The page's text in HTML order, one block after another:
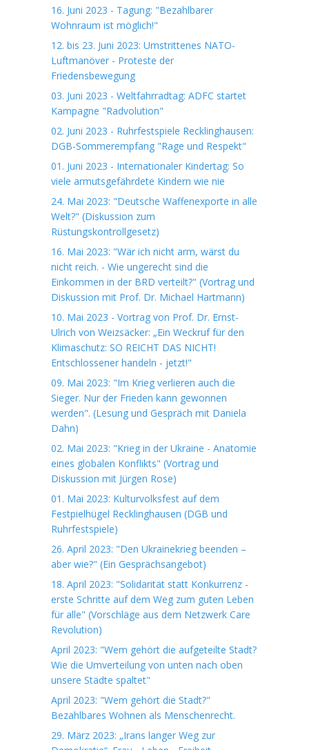
16. Juni 2023 - Tagung: "Bezahlbarer
Wohnraum ist möglich!"
12. bis 23. Juni 2023: Umstrittenes NATO-
Luftmanöver - Proteste der
Friedensbewegung
03. Juni 2023 - Weltfahrradtag: ADFC startet
Kampagne "Radvolution"
02. Juni 2023 - Ruhrfestspiele Recklinghausen:
DGB-Sommerempfang "Rage und Respekt"
01. Juni 2023 - Internationaler Kindertag: So
viele armutsgefährdete Kindern wie nie
24. Mai 2023: "Deutsche Waffenexporte in alle
Welt?" (Diskussion zum
Rüstungskontrollgesetz)
16. Mai 2023: "Wär ich nicht arm, wärst du
nicht reich. - Wie ungerecht sind die
Einkommen in der BRD verteilt?" (Vortrag und
Diskussion mit Prof. Dr. Michael Hartmann)
10. Mai 2023 - Vortrag von Prof. Dr. Ernst-
Ulrich von Weizsäcker: „Ein Weckruf für den
Klimaschutz: SO REICHT DAS NICHT!
Entschlossener handeln - jetzt!"
09. Mai 2023: "Im Krieg verlieren auch die
Sieger. Nur der Frieden kann gewonnen
werden". (Lesung und Gespräch mit Daniela
Dahn)
02. Mai 2023: "Krieg in der Ukraine - Anatomie
eines globalen Konflikts" (Vortrag und
Diskussion mit Jürgen Rose)
01. Mai 2023: Kulturvolksfest auf dem
Festpielhügel Recklinghausen (DGB und
Ruhrfestspiele)
26. April 2023: "Den Ukrainekrieg beenden –
aber wie?" (Ein Gesprächsangebot)
18. April 2023: "Solidarität statt Konkurrenz -
erste Schritte auf dem Weg zum guten Leben
für alle" (Vorschläge aus dem Netzwerk Care
Revolution)
April 2023: "Wem gehört die aufgeteilte Stadt?
Wie die Umverteilung von unten nach oben
unsere Städte spaltet"
April 2023: "Wem gehört die Stadt?"
Bezahlbares Wohnen als Menschenrecht.
29. März 2023: „Irans langer Weg zur